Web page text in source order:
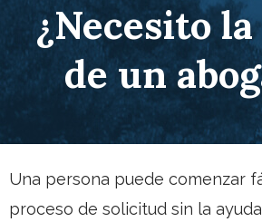
¿Necesito
de un
Una persona puede comenzar
proceso de solicitud sin la